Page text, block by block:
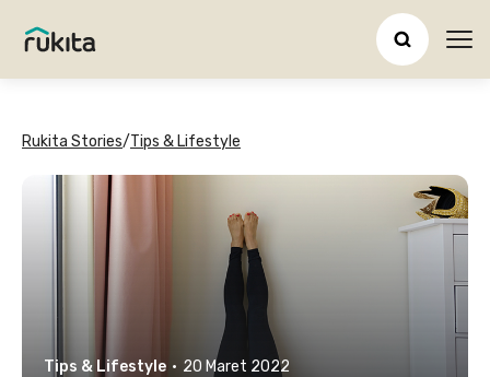
Rukita Stories/Tips & Lifestyle
Tips & Lifestyle · 20 Maret 2022